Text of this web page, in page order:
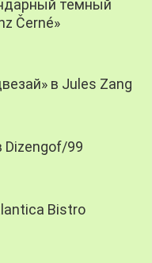
темный
Černé»
в Jules Zang
Dizengof/99
Bistro